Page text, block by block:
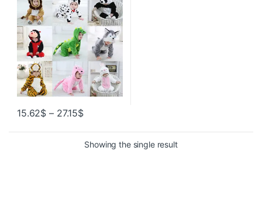
кигуруми с героями
мультфильмов для маленьких
мальчиков и девочек,
Хэллоуин, Пурим
15.62$ – 27.15$
Showing the single result